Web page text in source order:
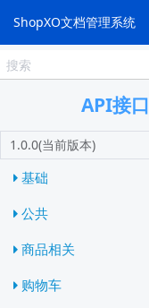
ShopXO文档管理系统
API接
1.0.0(当前版本)
基础
公共
商品相关
购物车